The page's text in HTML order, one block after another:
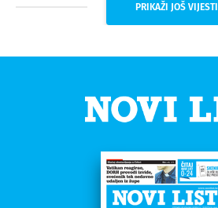
PRIKAŽI JOŠ VIJESTI